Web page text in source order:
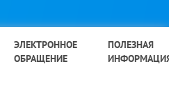
ЭЛЕКТРОННОЕ
ОБРАЩЕНИЕ
ПОЛЕЗНАЯ